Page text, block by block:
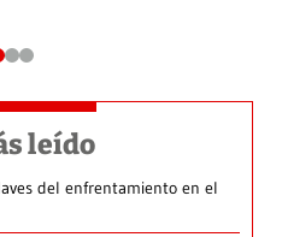
leído
del enfrentamiento en el